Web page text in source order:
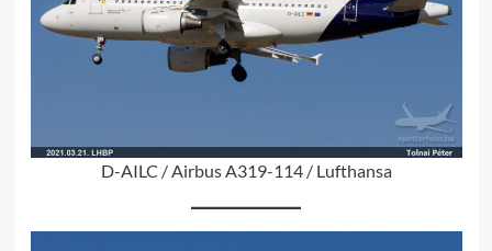
D-AILC / Airbus A319-114 / Lufthansa